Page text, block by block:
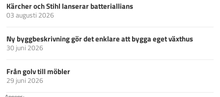
Kärcher och Stihl lanserar batteriallians
03 augusti 2026
Ny byggbeskrivning gör det enklare att bygga eget växthus
30 juni 2026
Från golv till möbler
29 juni 2026